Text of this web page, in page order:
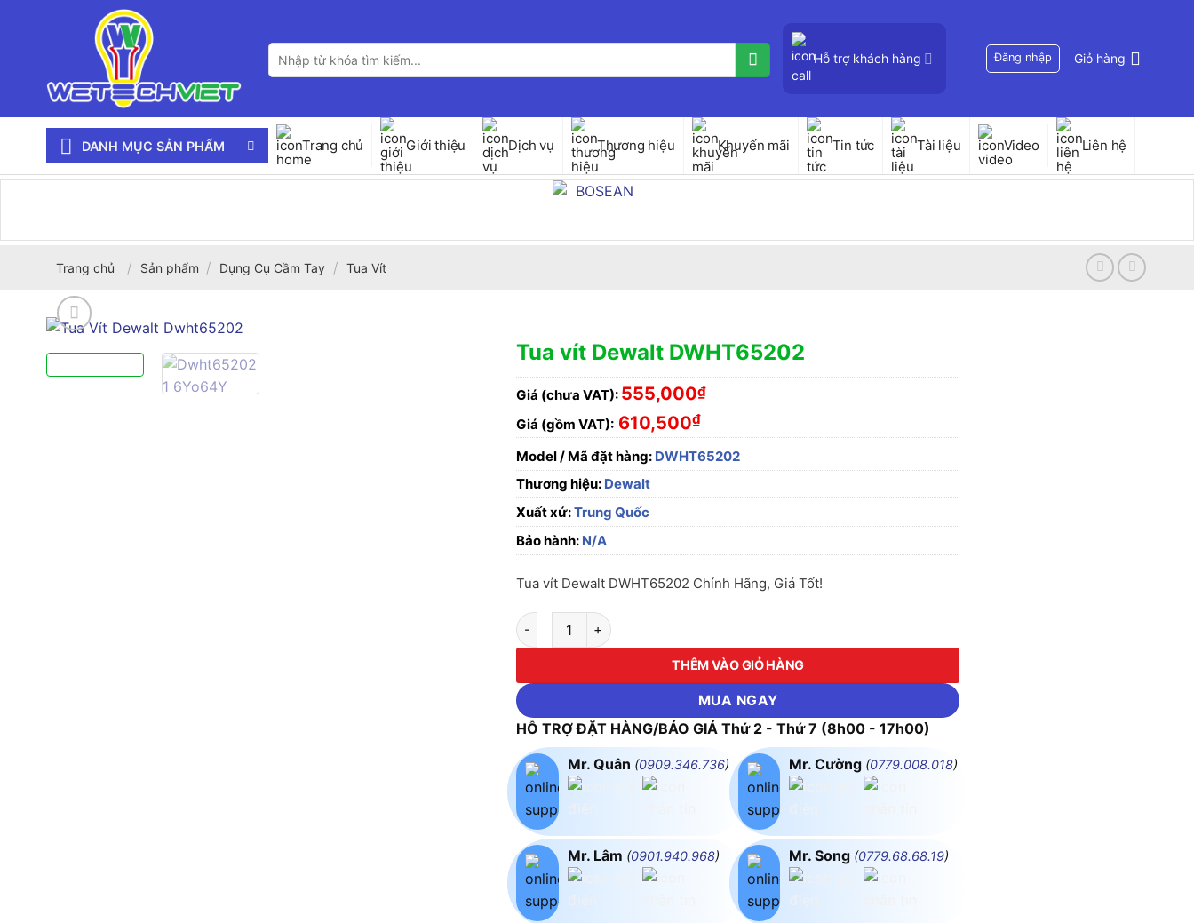
Tìm
kiếm:
Hỗ trợ khách hàng Đăng nhập Giỏ hàng
DANH MỤC SẢN PHẨM Trang chủ Giới thiệu Dịch vụ Thương hiệu Khuyến mãi Tin tức Tài liệu Video Liên hệ
Trang chủ / Sản phẩm / Dụng Cụ Cầm Tay / Tua Vít
Tua vít Dewalt DWHT65202
Giá (chưa VAT): 555,000₫
Giá (gồm VAT): 610,500₫
Model / Mã đặt hàng: DWHT65202
Thương hiệu: Dewalt
Xuất xứ:Trung Quốc
Bảo hành: N/A
Tua vít Dewalt DWHT65202 Chính Hãng, Giá Tốt!
Tua vít Dewalt DWHT65202 số lượng
THÊM VÀO GIỎ HÀNG
MUA NGAY
HỖ TRỢ ĐẶT HÀNG/BÁO GIÁ Thứ 2 - Thứ 7 (8h00 - 17h00)
Mr. Quân (0909.346.736)
Mr. Lâm (0901.940.968)
Mr. Cường (0779.008.018)
Mr. Song (0779.68.68.19)